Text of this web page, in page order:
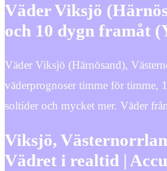
Väder Viksjö
och 10 dygn framåt
Väder Viksjö (Härnösand),
väderprognoser timme för timme,
soltider och mycket mer. Väder
Viksjö,
Vädret i realtid |